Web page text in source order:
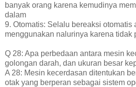
banyak orang karena kemudinya
dalam
9. Otomatis: Selalu bereaksi otomatis
menggunakan nalurinya karena tidak
Q 28: Apa perbedaan antara mesin
golongan darah, dan ukuran besar
A 28: Mesin kecerdasan ditentukan
otak yang berperan sebagai sistem